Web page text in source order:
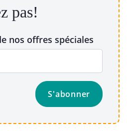
pas!
nos offres spéciales